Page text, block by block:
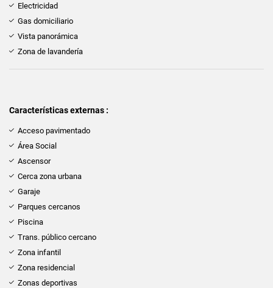
Electricidad
Gas domiciliario
Vista panorámica
Zona de lavandería
Características externas :
Acceso pavimentado
Área Social
Ascensor
Cerca zona urbana
Garaje
Parques cercanos
Piscina
Trans. público cercano
Zona infantil
Zona residencial
Zonas deportivas